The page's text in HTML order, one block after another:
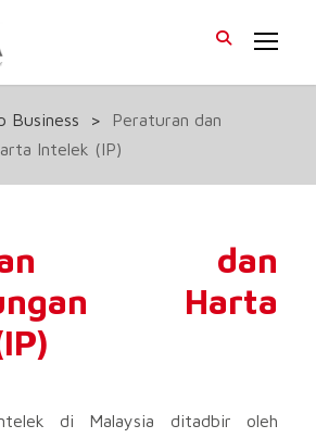
Business >
Peraturan dan
Intelek (IP)
dan
Harta
di Malaysia ditadbir oleh